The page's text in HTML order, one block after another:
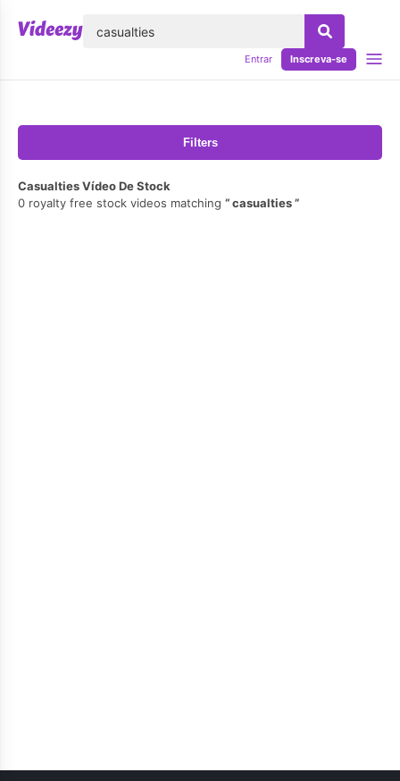
Entrar Inscreva-se
Filters
Casualties Vídeo De Stock
0 royalty free stock videos matching
casualties